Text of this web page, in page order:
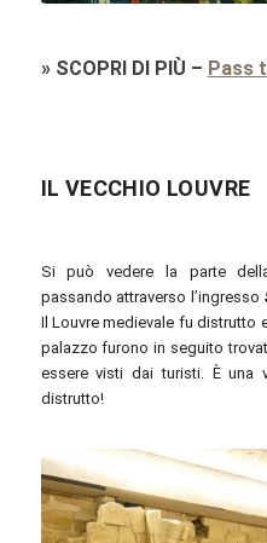
» SCOPRI DI PIÙ – Pass
IL VECCHIO LOUVRE
Si può vedere la parte
passando attraverso l’ingresso
Il Louvre medievale fu distrutto
palazzo furono in seguito
essere visti dai turisti. È una
distrutto!